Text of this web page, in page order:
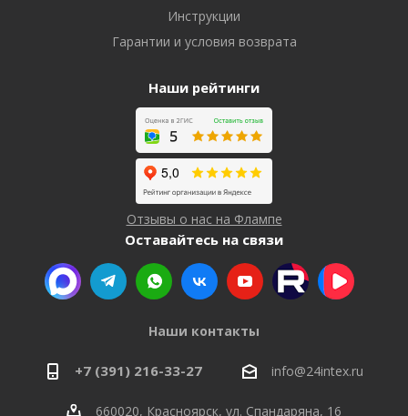
Инструкции
Гарантии и условия возврата
Наши рейтинги
Отзывы о нас на Флампе
Оставайтесь на связи
Наши контакты
+7 (391) 216-33-27 info@24intex.ru
660020, Красноярск, ул. Спандаряна, 16